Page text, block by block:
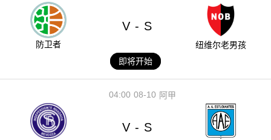
防卫者
V - S
纽维尔老男孩
即将开始
08-10
04:00 阿甲
V - S